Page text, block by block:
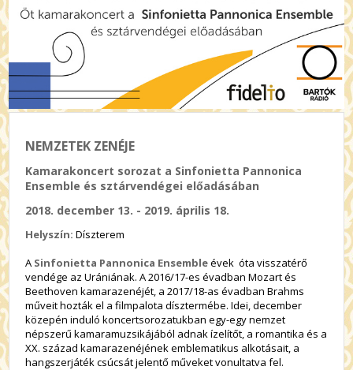
NEMZETEK ZENÉJE
Kamarakoncert sorozat a Sinfonietta Pannonica
Ensemble és sztárvendégei előadásában
2018. december 13. - 2019. április 18.
Helyszín:Díszterem
A Sinfonietta Pannonica Ensembleévek óta visszatérő
vendége az Urániának. A2016/17-es évadban Mozart és
Beethoven kamarazenéjét, a 2017/18-as évadban Brahms
műveit hozták el a filmpalota dísztermébe. Idei, december
közepén induló koncertsorozatukban egy-egy nemzet
népszerű kamaramuzsikájából adnak ízelítőt, aromantika és a
XX. század kamarazenéjének emblematikus alkotásait, a
hangszerjáték csúcsát jelentő műveket vonultatva fel.